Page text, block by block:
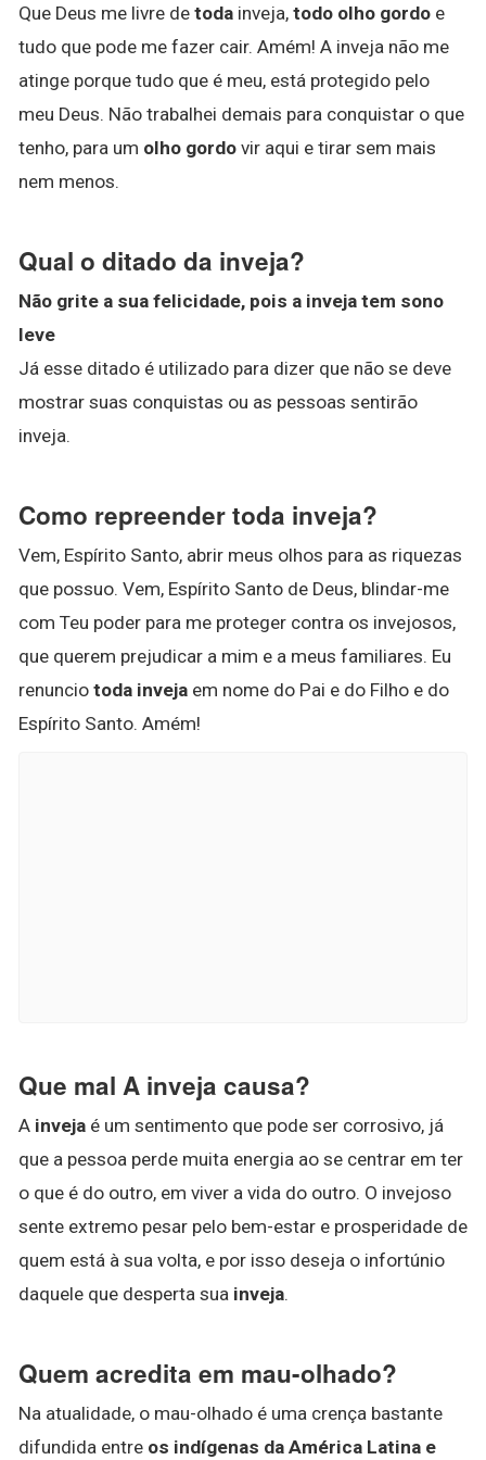
Que Deus me livre de toda inveja, todo olho gordo e
tudo que pode me fazer cair. Amém! A inveja não me
atinge porque tudo que é meu, está protegido pelo
meu Deus. Não trabalhei demais para conquistar o que
tenho, para um olho gordo vir aqui e tirar sem mais
nem menos.
Qual o ditado da inveja?
Não grite a sua felicidade, pois a inveja tem sono
leve
Já esse ditado é utilizado para dizer que não se deve
mostrar suas conquistas ou as pessoas sentirão
inveja.
Como repreender toda inveja?
Vem, Espírito Santo, abrir meus olhos para as riquezas
que possuo. Vem, Espírito Santo de Deus, blindar-me
com Teu poder para me proteger contra os invejosos,
que querem prejudicar a mim e a meus familiares. Eu
renuncio toda inveja em nome do Pai e do Filho e do
Espírito Santo. Amém!
Que mal A inveja causa?
A inveja é um sentimento que pode ser corrosivo, já
que a pessoa perde muita energia ao se centrar em ter
o que é do outro, em viver a vida do outro. O invejoso
sente extremo pesar pelo bem-estar e prosperidade de
quem está à sua volta, e por isso deseja o infortúnio
daquele que desperta sua inveja.
Quem acredita em mau-olhado?
Na atualidade, o mau-olhado é uma crença bastante
difundida entre os indígenas da América Latina e